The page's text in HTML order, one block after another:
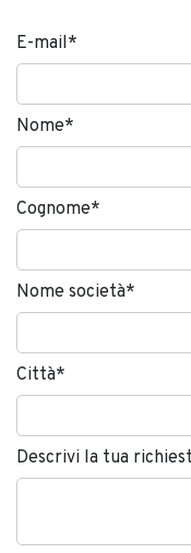
E-mail*
Nome*
Cognome*
Nome società*
Città*
Descrivi la tua